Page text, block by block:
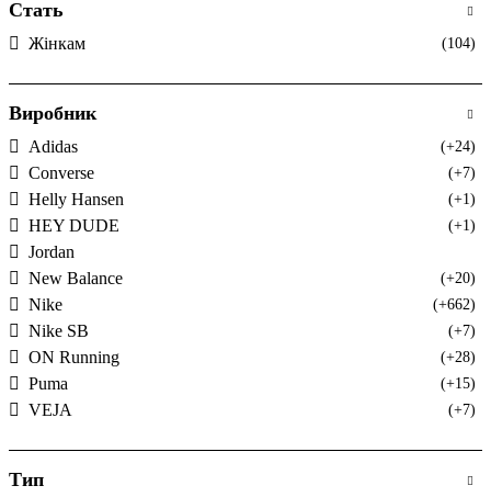
Стать
Жінкам (104)
Виробник
Adidas (+24)
Converse (+7)
Helly Hansen (+1)
HEY DUDE (+1)
Jordan
New Balance
(+20)
Nike (+662)
Nike SB (+7)
ON Running (+28)
Puma (+15)
VEJA (+7)
Тип